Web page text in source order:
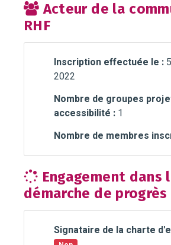
Acteur de la
RHF
Inscription effectuée le :
2022
Nombre de groupes
accessibilité : 1
Nombre de membres
Engagement dans
démarche de progrès
Signataire de la charte